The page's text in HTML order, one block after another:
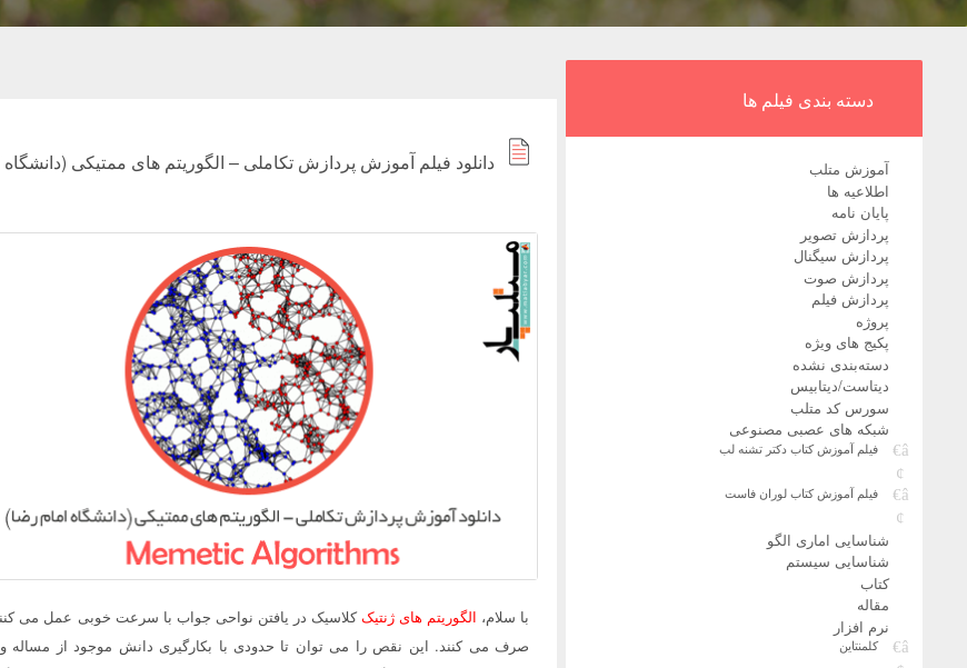
دانلود فیلم آموزش پردازش تکاملی – الگوریتم های ممتیکی
با سلام، الگوریتم های ژنتیککلاسیک در یافتن نواحی جواب با سرعت خوبی عمل می
صرف می کنند. این نقص را می توان تا حدودی با بکارگیری دانش موجود از مساله
دسته بندی فیلم ها
آموزش متلب
اطلاعیه ها
پایان نامه
پردازش تصویر
پردازش سیگنال
پردازش صوت
پردازش فیلم
پروژه
پکیج های ویژه
دسته‌بندی نشده
دیتاست/دیتابیس
سورس کد متلب
شبکه های عصبی مصنوعی
فیلم آموزش کتاب دکتر تشنه لب
فیلم آموزش کتاب لوران فاست
شناسایی اماری الگو
شناسایی سیستم
کتاب
مقاله
نرم افزار
کلمنتاین